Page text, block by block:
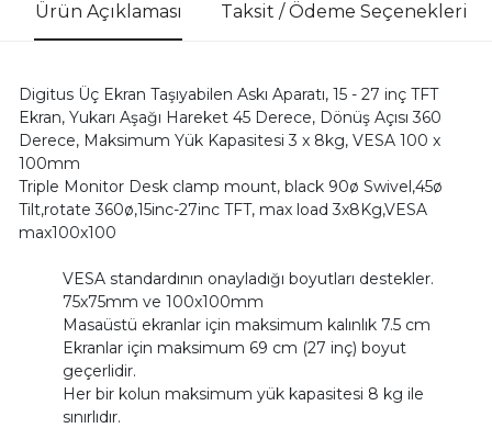
Ürün Açıklaması Taksit / Ödeme Seçenekleri
Digitus Üç Ekran Taşıyabilen Askı Aparatı, 15 - 27 inç TFT
Ekran, Yukarı Aşağı Hareket 45 Derece, Dönüş Açısı 360
Derece, Maksimum Yük Kapasitesi 3 x 8kg, VESA 100 x
100mm
Triple Monitor Desk clamp mount, black 90ø Swivel,45ø
Tilt,rotate 360ø,15inc-27inc TFT, max load 3x8Kg,VESA
max100x100
VESA standardının onayladığı boyutları destekler.
75x75mm ve 100x100mm
Masaüstü ekranlar için maksimum kalınlık 7.5 cm
Ekranlar için maksimum 69 cm (27 inç) boyut
geçerlidir.
Her bir kolun maksimum yük kapasitesi 8 kg ile
sınırlıdır.